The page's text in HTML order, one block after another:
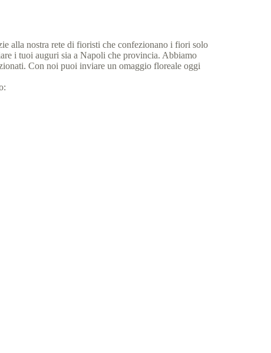
alla nostra rete di fioristi che confezionano i fiori solo
i tuoi auguri sia a Napoli che provincia. Abbiamo
Con noi puoi inviare un omaggio floreale oggi